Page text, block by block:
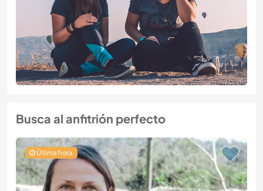
Busca al anfitrión perfecto
Última hora